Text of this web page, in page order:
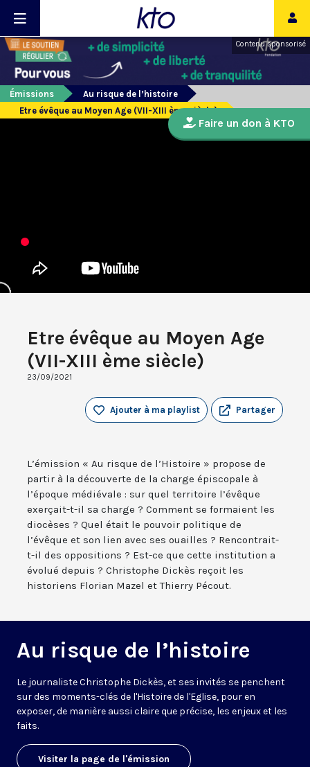
Contenu sponsorisé
Émissions
Au risque de l’histoire
Etre évêque au Moyen Age (VII-XIII ème siècle)
Etre évêque au Moyen Age
(VII-XIII ème siècle)
23/09/2021
Partager
Ajouter à ma playlist
L’émission « Au risque de l’Histoire » propose de
partir à la découverte de la charge épiscopale à
l’époque médiévale : sur quel territoire l’évêque
exerçait-t-il sa charge ? Comment se formaient les
diocèses ? Quel était le pouvoir politique de
l’évêque et son lien avec ses ouailles ? Rencontrait-
t-il des oppositions ? Est-ce que cette institution a
évolué depuis ? Christophe Dickès reçoit les
historiens Florian Mazel et Thierry Pécout.
Au risque de l’histoire
Le journaliste Christophe Dickès, et ses invités se penchent
sur des moments-clés de l'Histoire de l'Eglise, pour en
exposer, de manière aussi claire que précise, les enjeux et les
faits.
Visiter la page de l'émission
Faire un don à KTO